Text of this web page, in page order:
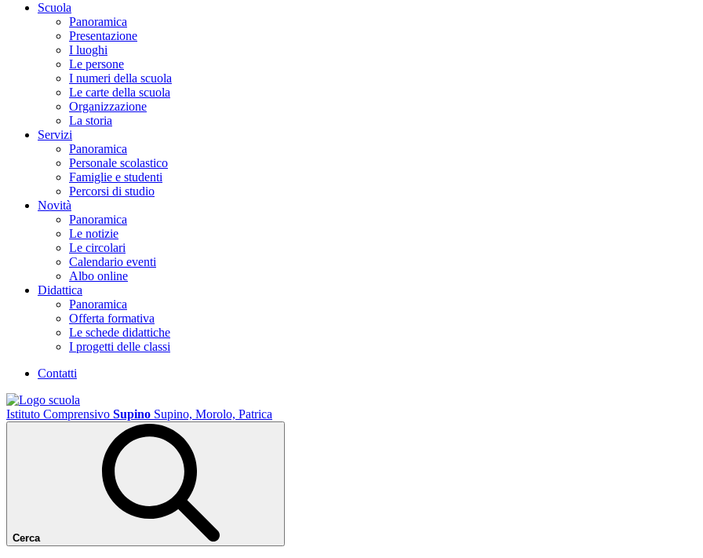
Scuola
Panoramica
Presentazione
I luoghi
Le persone
I numeri della scuola
Le carte della scuola
Organizzazione
La storia
Servizi
Panoramica
Personale scolastico
Famiglie e studenti
Percorsi di studio
Novità
Panoramica
Le notizie
Le circolari
Calendario eventi
Albo online
Didattica
Panoramica
Offerta formativa
Le schede didattiche
I progetti delle classi
Contatti
Istituto Comprensivo Supino Supino, Morolo, Patrica
Cerca